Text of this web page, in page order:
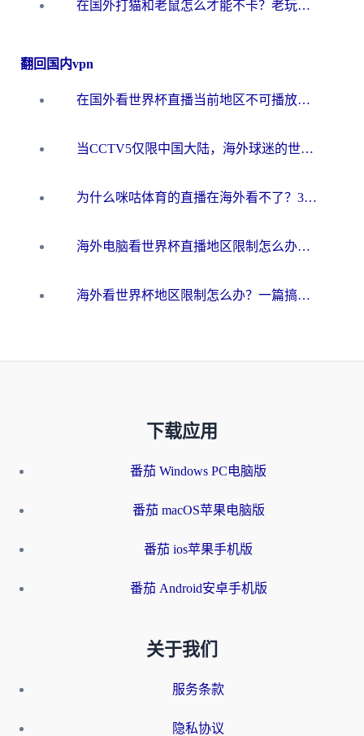
在国外打猫和老鼠怎么才能不卡？老玩家亲测的终极加速指南
翻回国内vpn
在国外看世界杯直播当前地区不可播放？海外党必看的回国加速全攻略
当CCTV5仅限中国大陆，海外球迷的世界杯狂欢如何继续？
为什么咪咕体育的直播在海外看不了？3步解决海外看世界杯+抖音地区限制难题
海外电脑看世界杯直播地区限制怎么办？你需要一个聪明的加速器
海外看世界杯地区限制怎么办？一篇搞定咪咕视频播放+国内资源无缝访问指南
下载应用
番茄 Windows PC电脑版
番茄 macOS苹果电脑版
番茄 ios苹果手机版
番茄 Android安卓手机版
关于我们
服务条款
隐私协议